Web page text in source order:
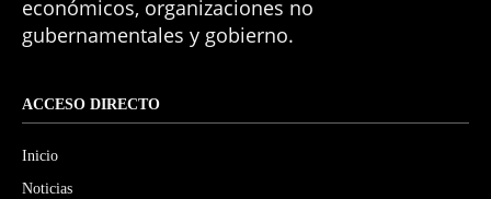
económicos, organizaciones no
gubernamentales y gobierno.
ACCESO DIRECTO
Inicio
Noticias